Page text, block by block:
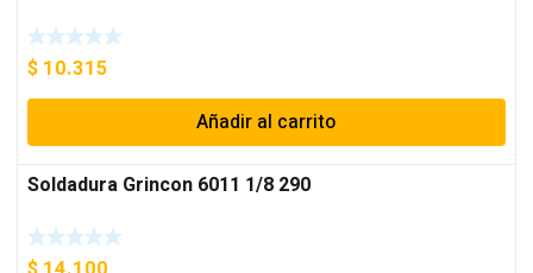
$ 10.315
Añadir al carrito
Soldadura Grincon 6011 1/8 290